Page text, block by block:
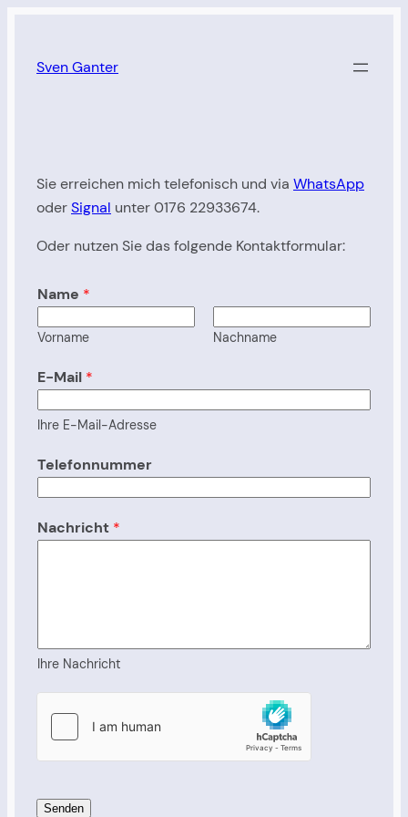
springen
Sven Ganter
Sie erreichen mich telefonisch und via WhatsApp
oderSignal unter 0176 22933674.
Oder nutzen Sie das folgende Kontaktformular:
Name *
Vorname Nachname
E-Mail *
Ihre E-Mail-Adresse
Telefonnummer
Nachricht *
Ihre Nachricht
Senden